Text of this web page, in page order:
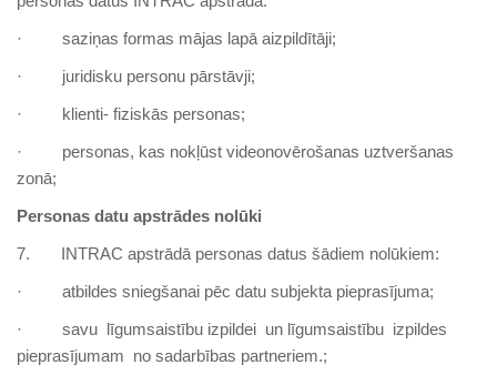
· saziņas formas mājas lapā aizpildītāji;
· juridisku personu pārstāvji;
· klienti- fiziskās personas;
· personas, kas nokļūst videonovērošanas uztveršanas
zonā;
Personas datu apstrādes nolūki
7. INTRAC apstrādā personas datus šādiem nolūkiem:
· atbildes sniegšanai pēc datu subjekta pieprasījuma;
· savu līgumsaistību izpildei un līgumsaistību izpildes
pieprasījumam no sadarbības partneriem.;